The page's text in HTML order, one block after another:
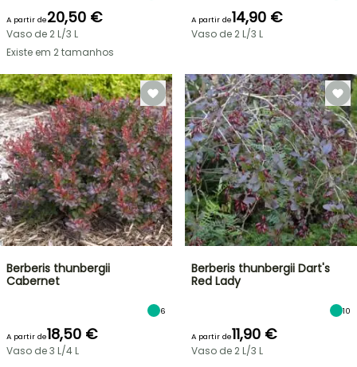
A partir de20,50 €
Vaso de 2 L/3 L
Existe em 2 tamanhos
A partir de14,90 €
Vaso de 2 L/3 L
Berberis thunbergii
Cabernet
6
A partir de18,50 €
Vaso de 3 L/4 L
Berberis thunbergii Dart's
Red Lady
10
A partir de11,90 €
Vaso de 2 L/3 L